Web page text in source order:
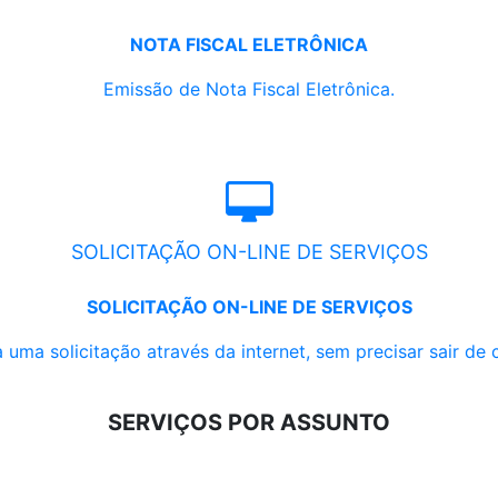
NOTA FISCAL ELETRÔNICA
Emissão de Nota Fiscal Eletrônica.
SOLICITAÇÃO ON-LINE DE SERVIÇOS
SOLICITAÇÃO ON-LINE DE SERVIÇOS
uma solicitação através da internet, sem precisar sair de
SERVIÇOS POR ASSUNTO